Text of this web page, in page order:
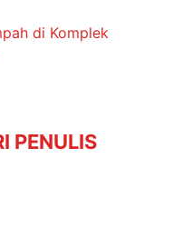
di Komplek
PENULIS